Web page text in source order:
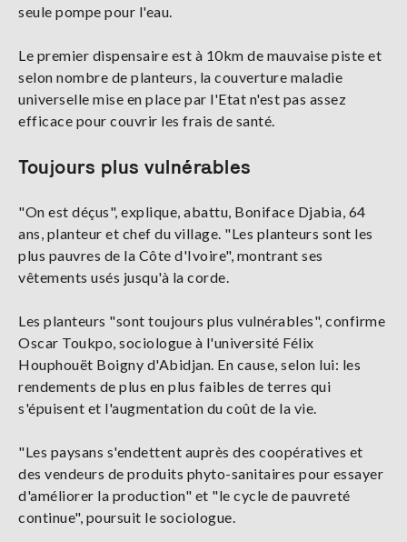
seule pompe pour l'eau.
Le premier dispensaire est à 10km de mauvaise piste et
selon nombre de planteurs, la couverture maladie
universelle mise en place par l'Etat n'est pas assez
efficace pour couvrir les frais de santé.
Toujours plus vulnérables
"On est déçus", explique, abattu, Boniface Djabia, 64
ans, planteur et chef du village. "Les planteurs sont les
plus pauvres de la Côte d'Ivoire", montrant ses
vêtements usés jusqu'à la corde.
Les planteurs "sont toujours plus vulnérables", confirme
Oscar Toukpo, sociologue à l'université Félix
Houphouët Boigny d'Abidjan. En cause, selon lui: les
rendements de plus en plus faibles de terres qui
s'épuisent et l'augmentation du coût de la vie.
"Les paysans s'endettent auprès des coopératives et
des vendeurs de produits phyto-sanitaires pour essayer
d'améliorer la production" et "le cycle de pauvreté
continue", poursuit le sociologue.